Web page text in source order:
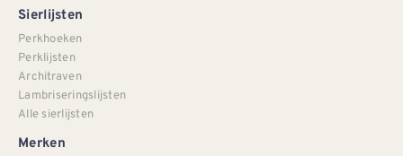
Sierlijsten
Perkhoeken
Perklijsten
Architraven
Lambriseringslijsten
Alle sierlijsten
Merken